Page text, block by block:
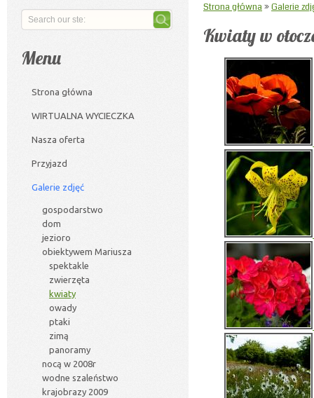
Strona główna »Galerie
Kwiaty w
Menu
Strona główna
WIRTUALNA WYCIECZKA
Nasza oferta
Przyjazd
Galerie zdjęć
gospodarstwo
dom
jezioro
obiektywem Mariusza
spektakle
zwierzęta
kwiaty
owady
ptaki
zimą
panoramy
nocą w 2008r
wodne szaleństwo
krajobrazy 2009